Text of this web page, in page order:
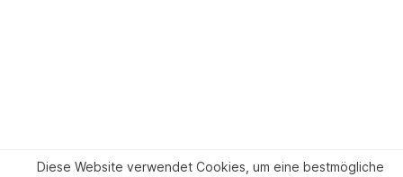
Diese Website verwendet Cookies, um eine bestmögliche